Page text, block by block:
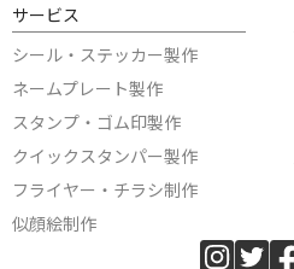
サービス
シール・ステッカー製作
ネームプレート製作
スタンプ・ゴム印製作
クイックスタンパー製作
フライヤー・チラシ制作
似顔絵制作